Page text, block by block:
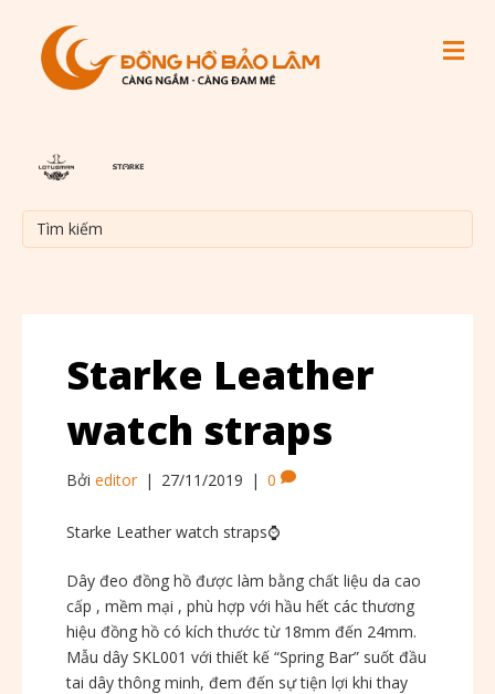
Starke Leather
watch straps
Bởi editor | 27/11/2019 | 0
Starke Leather watch straps⌚️
Dây đeo đồng hồ được làm bằng chất liệu da cao
cấp , mềm mại , phù hợp với hầu hết các thương
hiệu đồng hồ có kích thước từ 18mm đến 24mm.
Mẫu dây SKL001 với thiết kế “Spring Bar” suốt đầu
tai dây thông minh, đem đến sự tiện lợi khi thay